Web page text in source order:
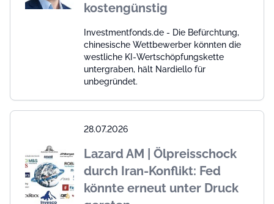
kostengünstig
Investmentfonds.de - Die Befürchtung,
chinesische Wettbewerber könnten die
westliche KI-Wertschöpfungskette
untergraben, hält Nardiello für
unbegründet.
28.07.2026
Lazard AM | Ölpreisschock
durch Iran-Konflikt: Fed
könnte erneut unter Druck